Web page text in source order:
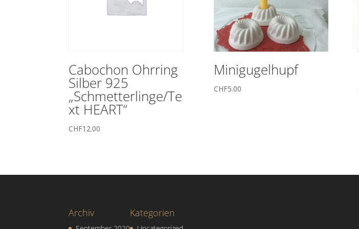
Cabochon Ohrring
Silber 925
„Schmetterlinge/Te
xt HEART“
CHF12.00
Minigugelhupf
CHF5.00
Archiv Kategorien